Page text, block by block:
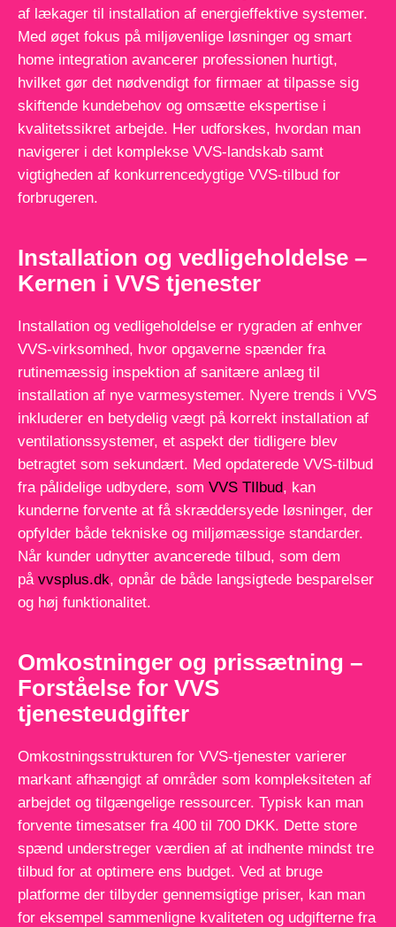
af lækager til installation af energieffektive systemer.
Med øget fokus på miljøvenlige løsninger og smart
home integration avancerer professionen hurtigt,
hvilket gør det nødvendigt for firmaer at tilpasse sig
skiftende kundebehov og omsætte ekspertise i
kvalitetssikret arbejde. Her udforskes, hvordan man
navigerer i det komplekse VVS-landskab samt
vigtigheden af konkurrencedygtige VVS-tilbud for
forbrugeren.
Installation og vedligeholdelse –
Kernen i VVS tjenester
Installation og vedligeholdelse er rygraden af enhver
VVS-virksomhed, hvor opgaverne spænder fra
rutinemæssig inspektion af sanitære anlæg til
installation af nye varmesystemer. Nyere trends i VVS
inkluderer en betydelig vægt på korrekt installation af
ventilationssystemer, et aspekt der tidligere blev
betragtet som sekundært. Med opdaterede VVS-tilbud
fra pålidelige udbydere, som VVS TIlbud, kan
kunderne forvente at få skræddersyede løsninger, der
opfylder både tekniske og miljømæssige standarder.
Når kunder udnytter avancerede tilbud, som dem
på vvsplus.dk, opnår de både langsigtede besparelser
og høj funktionalitet.
Omkostninger og prissætning –
Forståelse for VVS
tjenesteudgifter
Omkostningsstrukturen for VVS-tjenester varierer
markant afhængigt af områder som kompleksiteten af
arbejdet og tilgængelige ressourcer. Typisk kan man
forvente timesatser fra 400 til 700 DKK. Dette store
spænd understreger værdien af at indhente mindst tre
tilbud for at optimere ens budget. Ved at bruge
platforme der tilbyder gennemsigtige priser, kan man
for eksempel sammenligne kvaliteten og udgifterne fra